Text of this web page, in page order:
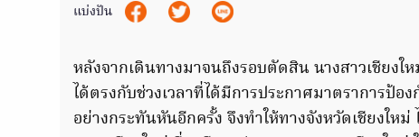
แบ่งปัน
หลังจากเดินทางมาจนถึงรอบตัดสิน นางสาวเชียง
ได้ตรงกับช่วงเวลาที่ได้มีการประกาศมาตราการป้
อย่างกระทันหันอีกครั้ง จึงทำให้ทางจังหวัดเชียงให